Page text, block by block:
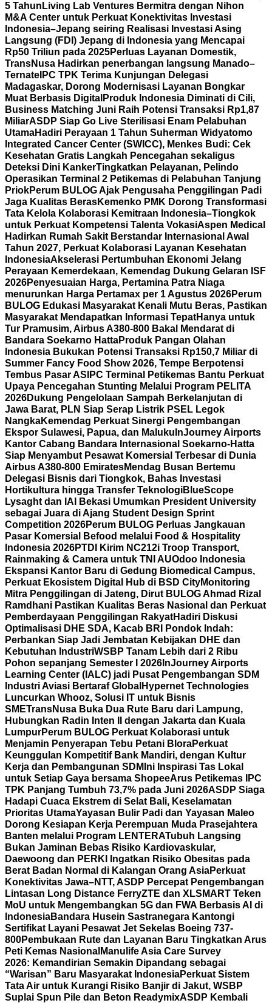
5 Tahun Living Lab Ventures Bermitra dengan Nihon
M&A Center untuk Perkuat Konektivitas Investasi
Indonesia–Jepang seiring Realisasi Investasi Asing
Langsung (FDI) Jepang di Indonesia yang Mencapai
Rp50 Triliun pada 2025Perluas Layanan Domestik,
TransNusa Hadirkan penerbangan langsung Manado–
Ternate IPC TPK Terima Kunjungan Delegasi
Madagaskar, Dorong Modernisasi Layanan Bongkar
Muat Berbasis Digital Produk Indonesia Diminati di Cili,
Business Matching Juni Raih Potensi Transaksi Rp1,87
MiliarASDP Siap Go Live Sterilisasi Enam Pelabuhan
UtamaHadiri Perayaan 1 Tahun Suherman Widyatomo
Integrated Cancer Center (SWICC), Menkes Budi: Cek
Kesehatan Gratis Langkah Pencegahan sekaligus
Deteksi Dini KankerTingkatkan Pelayanan, Pelindo
Operasikan Terminal 2 Petikemas di Pelabuhan Tanjung
PriokPerum BULOG Ajak Pengusaha Penggilingan Padi
Jaga Kualitas BerasKemenko PMK Dorong Transformasi
Tata Kelola Kolaborasi Kemitraan Indonesia–Tiongkok
untuk Perkuat Kompetensi Talenta VokasiAspen Medical
Hadirkan Rumah Sakit Berstandar Internasional Awal
Tahun 2027, Perkuat Kolaborasi Layanan Kesehatan
IndonesiaAkselerasi Pertumbuhan Ekonomi Jelang
Perayaan Kemerdekaan, Kemendag Dukung Gelaran ISF
2026Penyesuaian Harga, Pertamina Patra Niaga
menurunkan Harga Pertamax per 1 Agustus 2026Perum
BULOG Edukasi Masyarakat Kenali Mutu Beras, Pastikan
Masyarakat Mendapatkan Informasi TepatHanya untuk
Tur Pramusim, Airbus A380-800 Bakal Mendarat di
Bandara Soekarno HattaProduk Pangan Olahan
Indonesia Bukukan Potensi Transaksi Rp150,7 Miliar di
Summer Fancy Food Show 2026, Tempe Berpotensi
Tembus Pasar AS IPC Terminal Petikemas Bantu Perkuat
Upaya Pencegahan Stunting Melalui Program PELITA
2026Dukung Pengelolaan Sampah Berkelanjutan di
Jawa Barat, PLN Siap Serap Listrik PSEL Legok
NangkaKemendag Perkuat Sinergi Pengembangan
Ekspor Sulawesi, Papua, dan Maluku InJourney Airports
Kantor Cabang Bandara Internasional Soekarno-Hatta
Siap Menyambut Pesawat Komersial Terbesar di Dunia
Airbus A380-800 EmiratesMendag Busan Bertemu
Delegasi Bisnis dari Tiongkok, Bahas Investasi
Hortikultura hingga Transfer TeknologiBlueScope
Lysaght dan IAI Bekasi Umumkan President University
sebagai Juara di Ajang Student Design Sprint
Competition 2026Perum BULOG Perluas Jangkauan
Pasar Komersial Befood melalui Food & Hospitality
Indonesia 2026PTDI Kirim NC212i Troop Transport,
Rainmaking & Camera untuk TNI AUOdoo Indonesia
Ekspansi Kantor Baru di Gedung Biomedical Campus,
Perkuat Ekosistem Digital Hub di BSD CityMonitoring
Mitra Penggilingan di Jateng, Dirut BULOG Ahmad Rizal
Ramdhani Pastikan Kualitas Beras Nasional dan Perkuat
Pemberdayaan Penggilingan RakyatHadiri Diskusi
Optimalisasi DHE SDA, Kacab BRI Pondok Indah:
Perbankan Siap Jadi Jembatan Kebijakan DHE dan
Kebutuhan IndustriWSBP Tanam Lebih dari 2 Ribu
Pohon sepanjang Semester I 2026 InJourney Airports
Learning Center (IALC) jadi Pusat Pengembangan SDM
Industri Aviasi Bertaraf Global Hypernet Technologies
Luncurkan Whooz, Solusi IT untuk Bisnis
SMETransNusa Buka Dua Rute Baru dari Lampung,
Hubungkan Radin Inten II dengan Jakarta dan Kuala
LumpurPerum BULOG Perkuat Kolaborasi untuk
Menjamin Penyerapan Tebu Petani BloraPerkuat
Keunggulan Kompetitif Bank Mandiri, dengan Kultur
Kerja dan Pembangunan SDM Ini Inspirasi Tas Lokal
untuk Setiap Gaya bersama ShopeeArus Petikemas IPC
TPK Panjang Tumbuh 73,7% pada Juni 2026ASDP Siaga
Hadapi Cuaca Ekstrem di Selat Bali, Keselamatan
Prioritas UtamaYayasan Bulir Padi dan Yayasan Maleo
Dorong Kesiapan Kerja Perempuan Muda Prasejahtera
Banten melalui Program LENTERATubuh Langsing
Bukan Jaminan Bebas Risiko Kardiovaskular,
Daewoong dan PERKI Ingatkan Risiko Obesitas pada
Berat Badan Normal di Kalangan Orang AsiaPerkuat
Konektivitas Jawa–NTT, ASDP Percepat Pengembangan
Lintasan Long Distance FerryZTE dan XLSMART Teken
MoU untuk Mengembangkan 5G dan FWA Berbasis AI di
IndonesiaBandara Husein Sastranegara Kantongi
Sertifikat Layani Pesawat Jet Sekelas Boeing 737-
800Pembukaan Rute dan Layanan Baru Tingkatkan Arus
Peti Kemas Nasional Manulife Asia Care Survey
2026: Kemandirian Semakin Dipandang sebagai
“Warisan” Baru Masyarakat IndonesiaPerkuat Sistem
Tata Air untuk Kurangi Risiko Banjir di Jakut, WSBP
Suplai Spun Pile dan Beton ReadymixASDP Kembali